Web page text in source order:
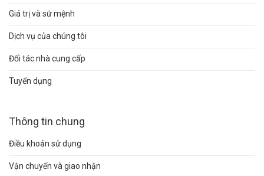
Giá trị và sứ mệnh
Dịch vụ của chúng tôi
Đối tác nhà cung cấp
Tuyển dụng
Thông tin chung
Điều khoản sử dụng
Vận chuyển và giao nhận